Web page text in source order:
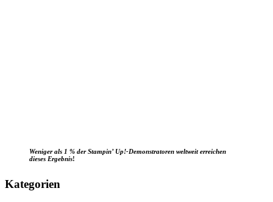
Weniger als 1 % der Stampin’ Up!-Demonstratoren weltweit erreichen
dieses Ergebnis!
Kategorien